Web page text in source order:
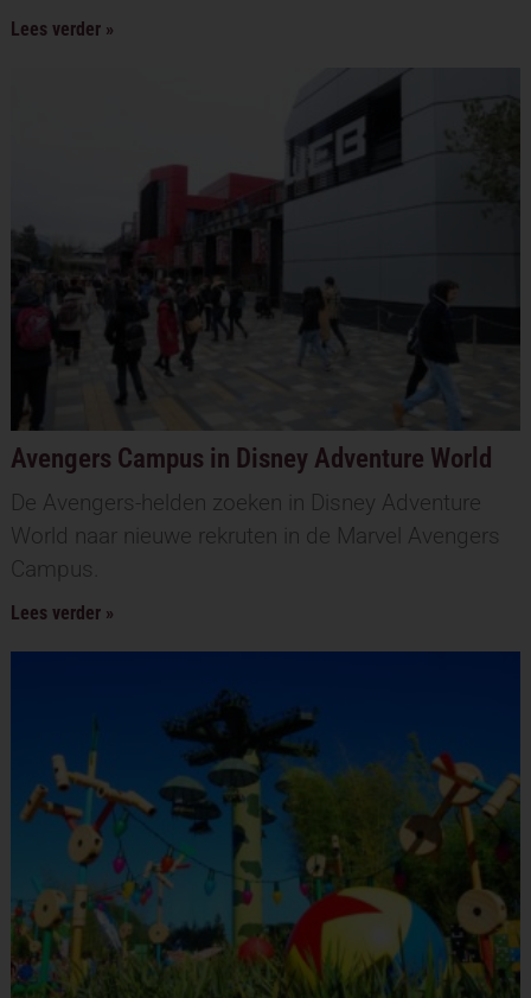
Lees verder »
Avengers Campus in Disney Adventure World
De Avengers-helden zoeken in Disney Adventure
World naar nieuwe rekruten in de Marvel Avengers
Campus.
Lees verder »